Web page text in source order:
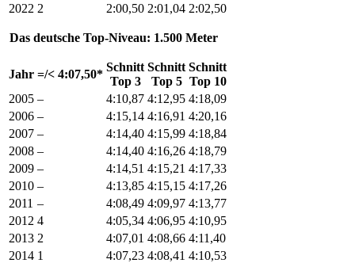
2022 2 2:00,50 2:01,04 2:02,50
Das deutsche Top-Niveau: 1.500 Meter
Jahr =/< 4:07,50*
Schnitt
Top 3
Schnitt
Top 5
Schnitt
Top 10
2005 – 4:10,87 4:12,95 4:18,09
2006 – 4:15,14 4:16,91 4:20,16
2007 – 4:14,40 4:15,99 4:18,84
2008 – 4:14,40 4:16,26 4:18,79
2009 – 4:14,51 4:15,21 4:17,33
2010 – 4:13,85 4:15,15 4:17,26
2011 – 4:08,49 4:09,97 4:13,77
2012 4 4:05,34 4:06,95 4:10,95
2013 2 4:07,01 4:08,66 4:11,40
2014 1 4:07,23 4:08,41 4:10,53